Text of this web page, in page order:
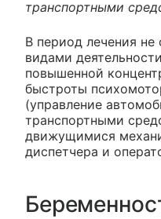
транспортными
В период лечения не
видами
повышенной
быстроты
(управление
транспортными
движущимися
диспетчера и